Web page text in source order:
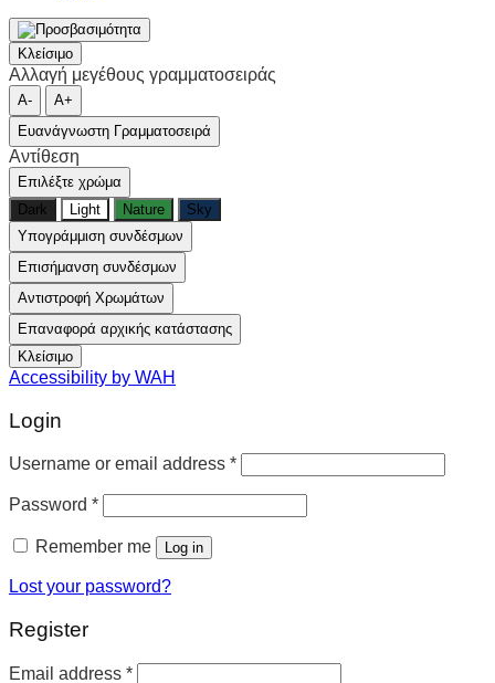
Κλείσιμο
Αλλαγή μεγέθους γραμματοσειράς
A-
A+
Ευανάγνωστη Γραμματοσειρά
Αντίθεση
Επιλέξτε χρώμα
Dark
Light Nature
Sky
Υπογράμμιση συνδέσμων
Επισήμανση συνδέσμων
Αντιστροφή Χρωμάτων
Επαναφορά αρχικής κατάστασης
Κλείσιμο
Accessibility by WAH
Login
Username or email address *
Password *
Remember me Log in
Lost your password?
Register
Email address *